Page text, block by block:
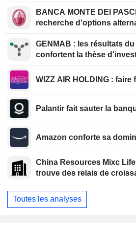
BANCA MONTE DEI PASCHI
recherche d'options
GENMAB : les résultats du deuxième trimestre
confortent la thèse
WIZZ
Palantir fait sauter la
Amazon conforte sa
China Resources Mixc
trouve des relais de
Toutes les analyses